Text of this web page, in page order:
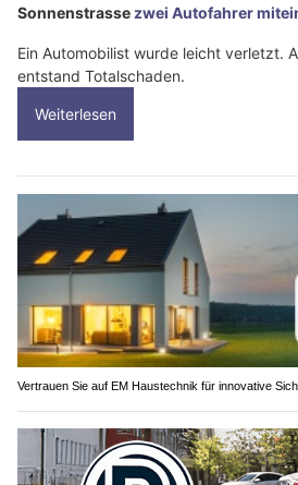
Sonnenstrasse zwei Autofahrer
Ein Automobilist wurde leicht verletzt.
entstand Totalschaden.
Weiterlesen
Vertrauen Sie auf EM Haustechnik für innovative